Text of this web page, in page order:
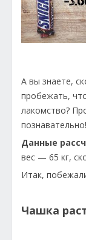
А вы знаете,
пробежать,
лакомство?
познавательно!
Данные
вес — 65 кг,
Итак,
Чашка